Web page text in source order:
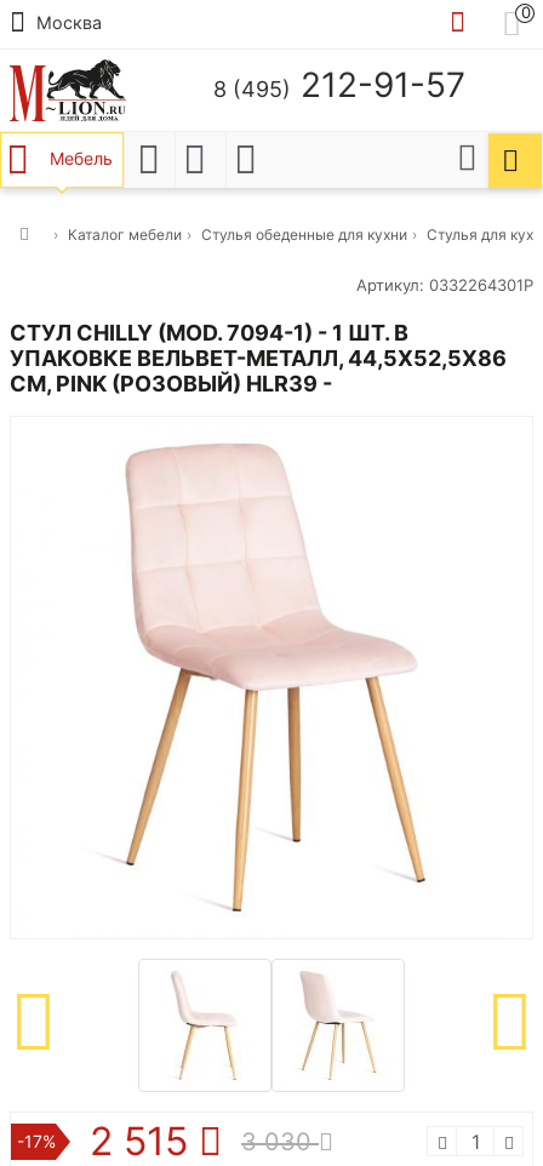
Москва
0
8 (495) 212-91-57
Мебель
Каталог мебели Стулья обеденные для кухни Стулья для
Артикул: 0332264301Р
СТУЛ CHILLY (MOD. 7094-1) - 1 ШТ. В
УПАКОВКЕ ВЕЛЬВЕТ-МЕТАЛЛ, 44,5Х52,5Х86
СМ, PINK (РОЗОВЫЙ) HLR39 -
-17% 2 515 3 030